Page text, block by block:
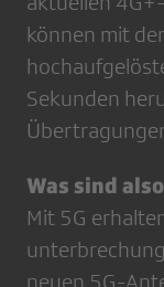
können mit
Sekunden
Was sind
Mit 5G
neuen 5G-